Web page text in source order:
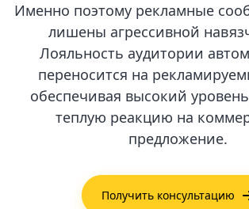
Именно поэтому рекламные
лишены агрессивной
Лояльность аудитории
переносится на
обеспечивая высокий
теплую реакцию на
предложение.
Получить консультацию